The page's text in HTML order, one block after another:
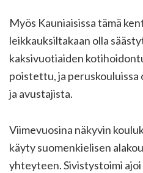
Myös Kauniaisissa tämä
leikkauksiltakaan olla
kaksivuotiaiden
poistettu, ja
ja avustajista.
Viimevuosina näkyvin
käyty suomenkielisen
yhteyteen. Sivistystoimi